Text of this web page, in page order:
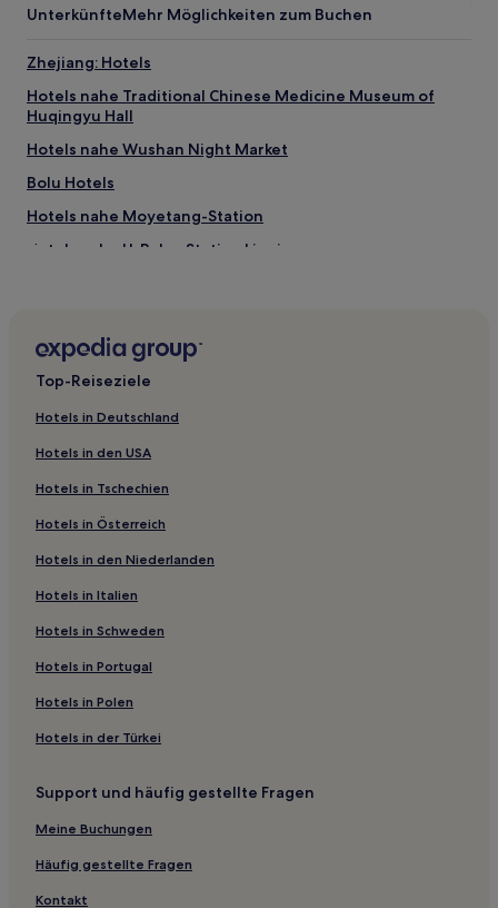
UnterkünfteMehr Möglichkeiten zum Buchen
Zhejiang: Hotels
Hotels nahe Traditional Chinese Medicine Museum of
Huqingyu Hall
Hotels nahe Wushan Night Market
Bolu Hotels
Hotels nahe Moyetang-Station
Hotels nahe U-Bahn-Station Linping
University
Hotels nahe Xihu Tiandi
Hotels nahe U-Bahn-Station Linping
Hotels nahe Xingmin-Station
Hangzhou Hotels
Hotels nahe Archäologische Ruinen der Stadt Liangzhu
Hotels nahe Hangzhou Opera
Hotels nahe People's Square-Station
Hotels nahe Alibaba Xixi Park
Hotels nahe Platz des Volkes-Station
Hotels nahe Baopu Taoist Temple
Hotels nahe Zhejiang A&F University-Station
Top-Reiseziele
Hotels in Deutschland
Hotels in den USA
Hotels in Tschechien
Hotels in Österreich
Hotels in den Niederlanden
Hotels in Italien
Hotels in Schweden
Hotels in Portugal
Hotels in Polen
Hotels in der Türkei
Support und häufig gestellte Fragen
Meine Buchungen
Häufig gestellte Fragen
Kontakt